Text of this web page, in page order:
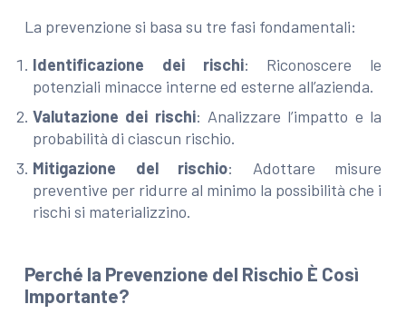
La prevenzione si basa su tre fasi fondamentali:
Identificazione dei rischi: Riconoscere le
potenziali minacce interne ed esterne all’azienda.
Valutazione dei rischi: Analizzare l’impatto e la
probabilità di ciascun rischio.
Mitigazione del rischio: Adottare misure
preventive per ridurre al minimo la possibilità che i
rischi si materializzino.
Perché la Prevenzione del Rischio È Così
Importante?